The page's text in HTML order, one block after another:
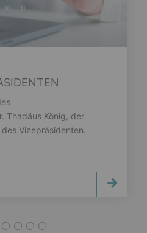
Thadäus König, der
Vizepräsidenten.
2 3 4 5